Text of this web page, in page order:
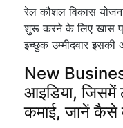
रेल कौशल विकास
शुरू करने के लिए खास
इच्छुक उम्मीदवार
New
आइडिया, जिसमें
कमाई, जानें